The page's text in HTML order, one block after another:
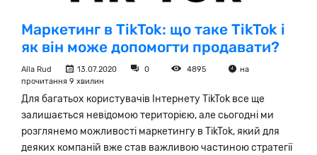
Маркетинг в TikTok: що таке TikTok і
як він може допомогти продавати?
Alla Rud 13.07.2020 0 4895
на
прочитання 9 хвилин
Для багатьох користувачів Інтернету TikTok все ще
залишається невідомою територією, але сьогодні ми
розглянемо можливості маркетингу в TikTok, який для
деяких компаній вже став важливою частиною стратегії